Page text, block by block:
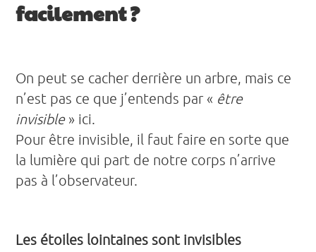
facilement ?
On peut se cacher derrière un arbre, mais ce
n’est pas ce que j’entends par « être
invisible» ici.
Pour être invisible, il faut faire en sorte que
la lumière qui part de notre corps n’arrive
pas à l’observateur.
Les étoiles lointaines sont invisibles